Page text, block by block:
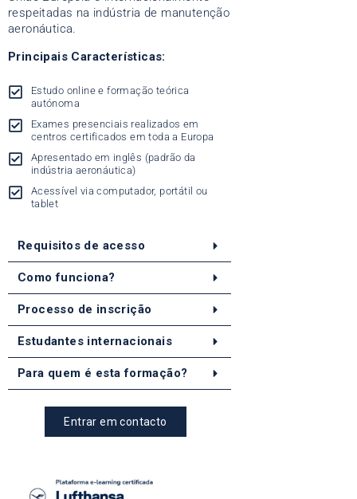
respeitadas na indústria de manutenção
aeronáutica.
Principais Características:
Estudo online e formação teórica
autónoma
Exames presenciais realizados em
centros certificados em toda a Europa
Apresentado em inglês (padrão da
indústria aeronáutica)
Acessível via computador, portátil ou
tablet
Requisitos de acesso
Como funciona?
Processo de inscrição
Estudantes internacionais
Para quem é esta formação?
Entrar em contacto